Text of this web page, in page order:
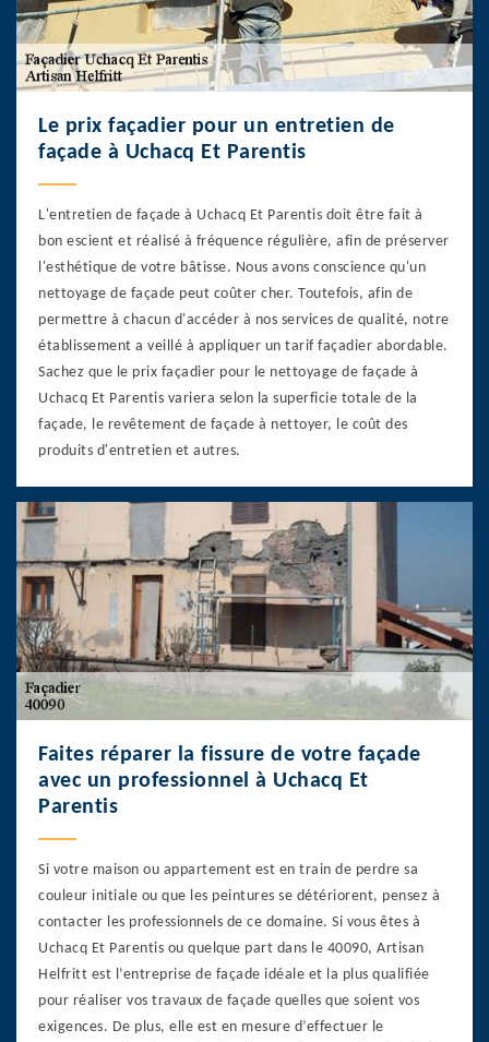
Le prix façadier pour un entretien de
façade à Uchacq Et Parentis
L'entretien de façade à Uchacq Et Parentis doit être fait à
bon escient et réalisé à fréquence régulière, afin de préserver
l'esthétique de votre bâtisse. Nous avons conscience qu'un
nettoyage de façade peut coûter cher. Toutefois, afin de
permettre à chacun d'accéder à nos services de qualité, notre
établissement a veillé à appliquer un tarif façadier abordable.
Sachez que le prix façadier pour le nettoyage de façade à
Uchacq Et Parentis variera selon la superficie totale de la
façade, le revêtement de façade à nettoyer, le coût des
produits d'entretien et autres.
Faites réparer la fissure de votre façade
avec un professionnel à Uchacq Et
Parentis
Si votre maison ou appartement est en train de perdre sa
couleur initiale ou que les peintures se détériorent, pensez à
contacter les professionnels de ce domaine. Si vous êtes à
Uchacq Et Parentis ou quelque part dans le 40090, Artisan
Helfritt est l’entreprise de façade idéale et la plus qualifiée
pour réaliser vos travaux de façade quelles que soient vos
exigences. De plus, elle est en mesure d’effectuer le